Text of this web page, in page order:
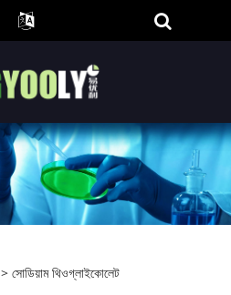
> সোডিয়াম থিওগ্লাইকোলেট